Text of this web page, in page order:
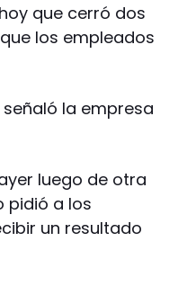
que cerró dos
los empleados
la empresa
luego de otra
pidió a los
un resultado